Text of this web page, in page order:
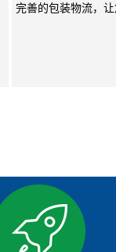
完善的包装物流，